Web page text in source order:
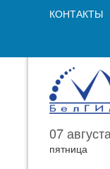
КОНТАКТЫ
07
пятница